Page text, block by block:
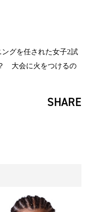
グを任された女子2試
大会に火をつけるの
SHARE